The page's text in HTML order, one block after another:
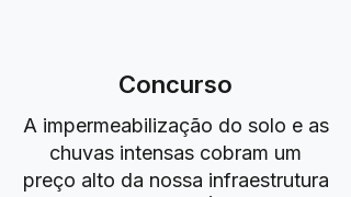
Concurso
A impermeabilização do solo e as
chuvas intensas cobram um
preço alto da nossa infraestrutura